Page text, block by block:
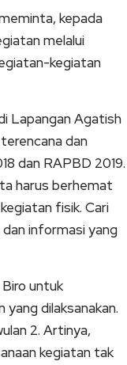
kepada
melalui
kegiatan
Lapangan Agatish
dan
dan RAPBD 2019.
harus berhemat
fisik. Cari
informasi yang
untuk
dilaksanakan.
2. Artinya,
kegiatan tak